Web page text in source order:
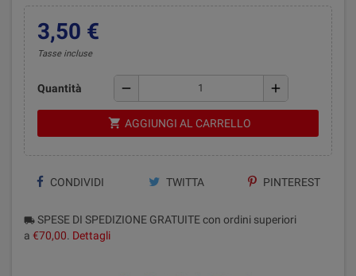
3,50 €
Tasse incluse
Quantità remove add
shopping_cart AGGIUNGI AL CARRELLO
CONDIVIDI TWITTA PINTEREST
local_shipping SPESE DI SPEDIZIONE GRATUITE con ordini superiori
a €70,00. Dettagli